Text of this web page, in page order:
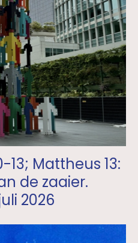
13; Mattheus 13:
de zaaier.
2026